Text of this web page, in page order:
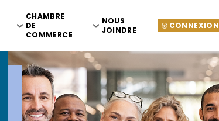
CHAMBRE
DE
COMMERCE
NOUS
JOINDRE
CONNEXION